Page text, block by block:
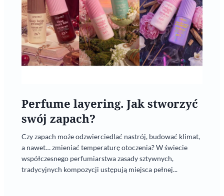
Perfume layering. Jak stworzyć
swój zapach?
Czy zapach może odzwierciedlać nastrój, budować klimat,
a nawet… zmieniać temperaturę otoczenia? W świecie
współczesnego perfumiarstwa zasady sztywnych,
tradycyjnych kompozycji ustępują miejsca pełnej...